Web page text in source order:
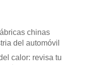
chinas
del automóvil
calor: revisa tu